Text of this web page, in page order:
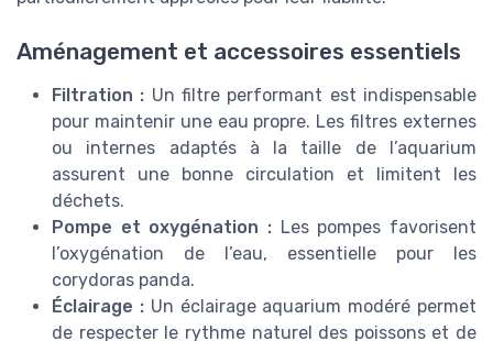
Aménagement et accessoires essentiels
Filtration : Un filtre performant est indispensable
pour maintenir une eau propre. Les filtres externes
ou internes adaptés à la taille de l’aquarium
assurent une bonne circulation et limitent les
déchets.
Pompe et oxygénation : Les pompes favorisent
l’oxygénation de l’eau, essentielle pour les
corydoras panda.
Éclairage :Un éclairage aquarium modéré permet
de respecter le rythme naturel des poissons et de